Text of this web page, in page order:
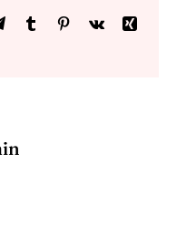
TelegramTumblrPinterest
Vk
Xing